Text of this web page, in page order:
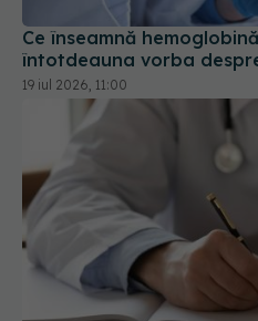
Schimbare majoră la
specialist din 2026. Toți
aceleași subiecte